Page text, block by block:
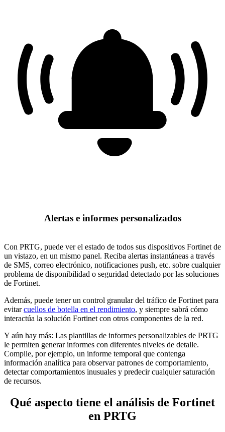
Alertas e informes personalizados
Con PRTG, puede ver el estado de todos sus dispositivos Fortinet de
un vistazo, en un mismo panel. Reciba alertas instantáneas a través
de SMS, correo electrónico, notificaciones push, etc. sobre cualquier
problema de disponibilidad o seguridad detectado por las soluciones
de Fortinet.
Además, puede tener un control granular del tráfico de Fortinet para
evitarcuellos de botella en el rendimiento, y siempre sabrá cómo
interactúa la solución Fortinet con otros componentes de la red.
Y aún hay más: Las plantillas de informes personalizables de PRTG
le permiten generar informes con diferentes niveles de detalle.
Compile, por ejemplo, un informe temporal que contenga
información analítica para observar patrones de comportamiento,
detectar comportamientos inusuales y predecir cualquier saturación
de recursos.
Qué aspecto tiene el análisis de Fortinet
en PRTG